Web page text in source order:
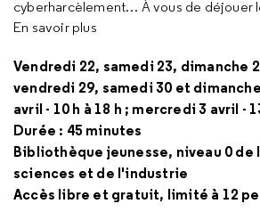
cyberharcèlement… À vous de déjouer
En savoir plus
Vendredi 22, samedi 23, dimanche
vendredi 29, samedi 30 et
avril - 10 h à 18 h ; mercredi 3 avril -
Durée : 45 minutes
Bibliothèque jeunesse, niveau 0 de
sciences et de l'industrie
Accès libre et gratuit, limité à 12